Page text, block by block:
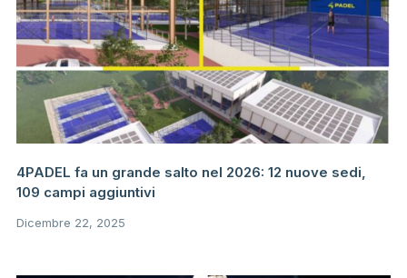
4PADEL fa un grande salto nel 2026: 12 nuove sedi,
109 campi aggiuntivi
Dicembre 22, 2025